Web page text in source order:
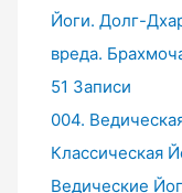
Йоги. Долг-
вреда.
51 Записи
004.
Классическая
Ведические